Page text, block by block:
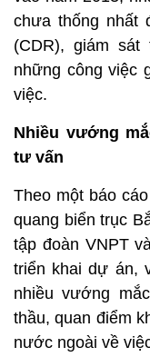
chưa thống nhất
(CDR), giám
những công việc
việc.
Nhiều vướng
tư vấn
Theo một báo
quang biển trục
tập đoàn VNPT
triển khai dự án,
nhiều vướng
thầu, quan điểm
nước ngoài về